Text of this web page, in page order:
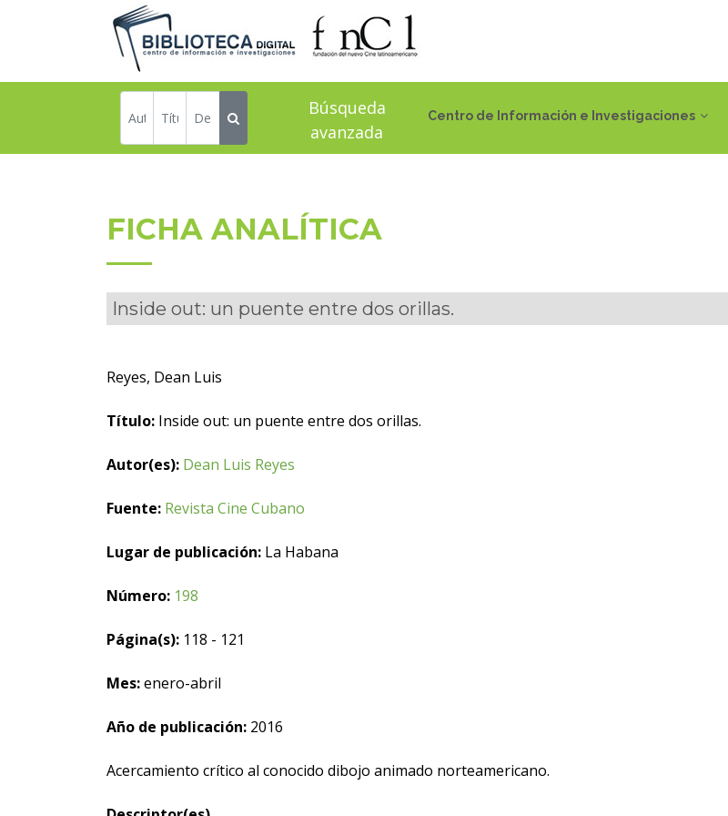
Centro de Información e Investigaciones
Búsqueda
avanzada
FICHA ANALÍTICA
Inside out: un puente entre dos orillas.
Reyes, Dean Luis
Título: Inside out: un puente entre dos orillas.
Autor(es): Dean Luis Reyes
Fuente: Revista Cine Cubano
Lugar de publicación: La Habana
Número: 198
Página(s): 118 - 121
Mes:enero-abril
Año de publicación: 2016
Acercamiento crítico al conocido dibojo animado norteamericano.